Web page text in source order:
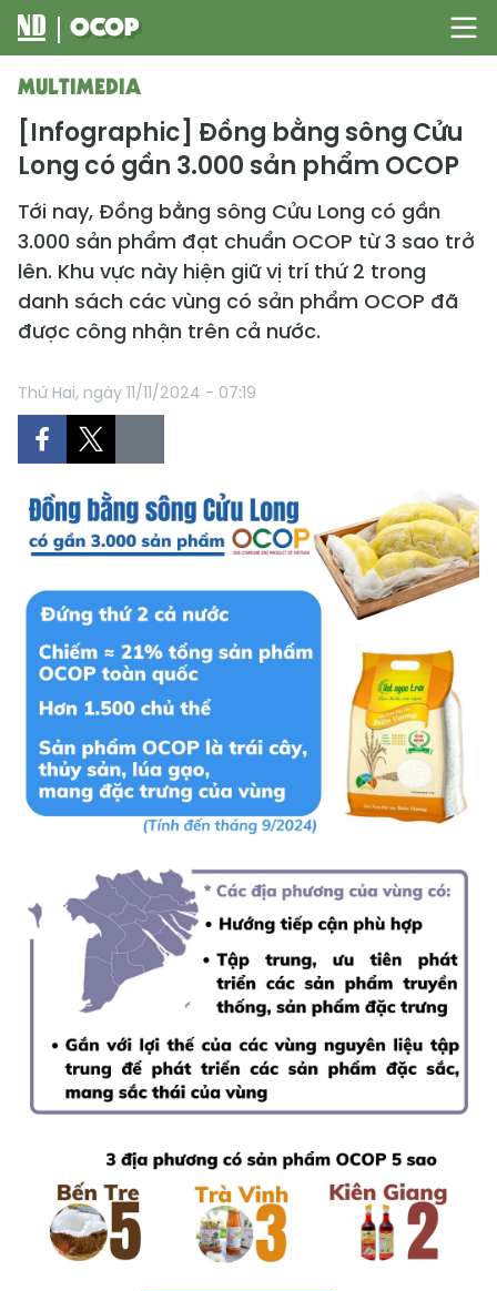
MULTIMEDIA
[Infographic] Đồng bằng sông Cửu
Long có gần 3.000 sản phẩm OCOP
Tới nay, Đồng bằng sông Cửu Long có gần
3.000 sản phẩm đạt chuẩn OCOP từ 3 sao trở
lên. Khu vực này hiện giữ vị trí thứ 2 trong
danh sách các vùng có sản phẩm OCOP đã
được công nhận trên cả nước.
Thứ Hai, ngày 11/11/2024 - 07:19